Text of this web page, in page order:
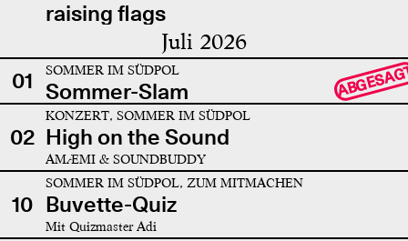
raising flags
Juli 2026
01 SOMMER IM SÜDPOL
Sommer-Slam
02
KONZERT, SOMMER IM SÜDPOL
High on the Sound
AMÆMI & SOUNDBUDDY
10
SOMMER IM SÜDPOL, ZUM MITMACHEN
Buvette-Quiz
Mit Quizmaster Adi